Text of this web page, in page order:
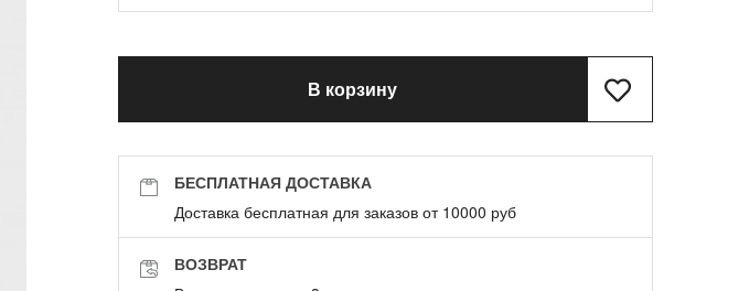
В корзину
БЕСПЛАТНАЯ ДОСТАВКА
Доставка бесплатная для заказов от 10000 руб
ВОЗВРАТ